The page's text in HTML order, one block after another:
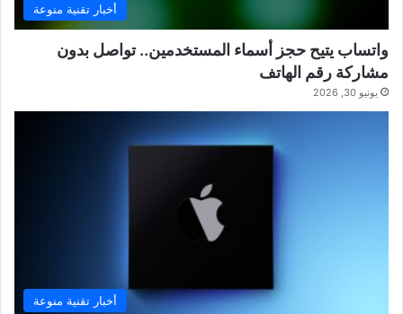
أخبار تقنية منوعة
واتساب يتيح حجز أسماء المستخدمين.. تواصل بدون
مشاركة رقم الهاتف
يونيو 30, 2026
أخبار تقنية منوعة